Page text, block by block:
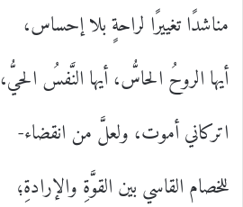
مناشدًا تغييرًا لراحةٍ بلا إحساس،
أيها الروحُ الحاسُّ، أيها النَّفسُ الحيُّ،
اتركاني أموت، ولعلَّ من انقضاء-
للخصام القاسي بين القوَّةِ والإرادةِ؛